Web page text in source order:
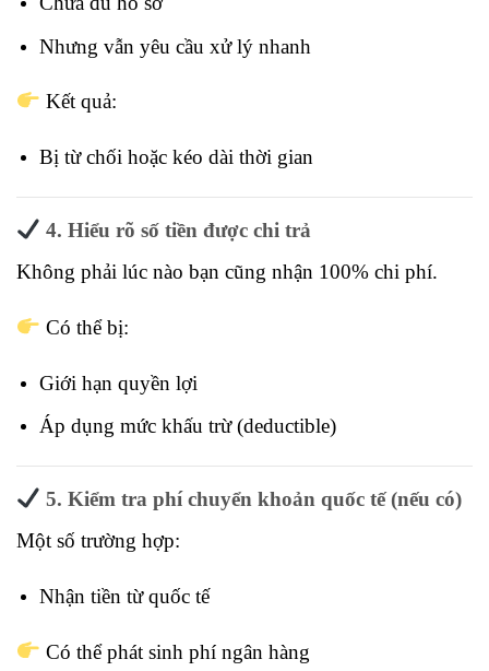
Nhưng vẫn yêu cầu xử lý nhanh
Kết quả:
Bị từ chối hoặc kéo dài thời gian
4. Hiểu rõ số tiền được chi trả
Không phải lúc nào bạn cũng nhận 100% chi phí.
Có thể bị:
Giới hạn quyền lợi
Áp dụng mức khấu trừ (deductible)
5. Kiểm tra phí chuyển khoản quốc tế (nếu có)
Một số trường hợp:
Nhận tiền từ quốc tế
Có thể phát sinh phí ngân hàng